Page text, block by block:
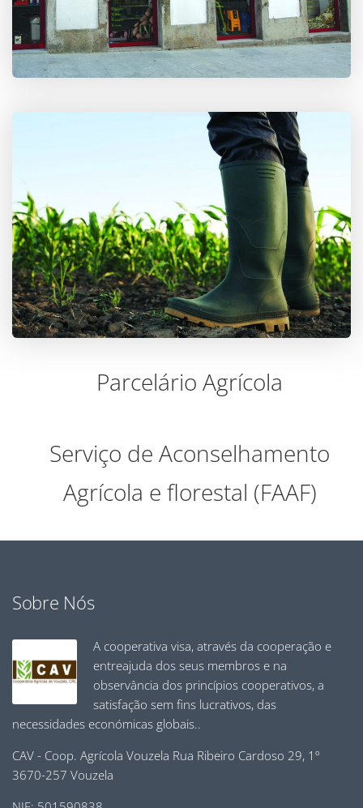
Parcelário Agrícola
Serviço de Aconselhamento
Agrícola e florestal (FAAF)
Sobre Nós
A cooperativa visa, através da cooperação e
entreajuda dos seus membros e na
observância dos princípios cooperativos, a
satisfação sem fins lucrativos, das
necessidades económicas globais..
CAV - Coop. Agrícola Vouzela Rua Ribeiro Cardoso 29, 1º
3670-257 Vouzela